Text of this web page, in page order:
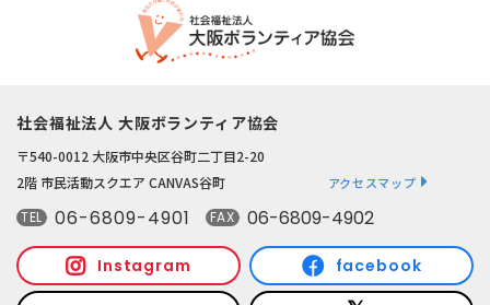
社会福祉法人 大阪ボランティア協会
〒540-0012 大阪市中央区谷町二丁目2-20
2階 市民活動スクエア CANVAS谷町
アクセスマップ
TEL 06-6809-4901 FAX 06-6809-4902
Instagram facebook